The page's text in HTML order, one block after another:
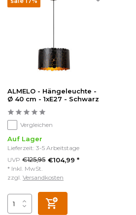
ALMELO - Hängeleuchte -
Ø 40 cm - 1xE27 - Schwarz
Vergleichen
Auf Lager
Lieferzeit: 3-5 Arbeitstage
UVP €125,95 €104,99 *
* Inkl. MwSt.
zzgl. Versandkosten